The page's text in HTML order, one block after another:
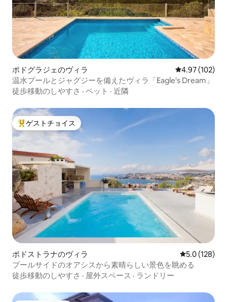
ポドグラジェのヴィラ レビュー102
4.97 (102)
温水プールとジャグジーを備えたヴィラ「Eagle's Dream」
徒歩移動のしやすさ · ペット · 近隣
大好評のゲストチョイスです。
ゲストチョイス
ポドストラナのヴィラ レビュー128
5.0 (128)
プールサイドのオアシスから素晴らしい景色を眺める
徒歩移動のしやすさ · 屋外スペース · ランドリー